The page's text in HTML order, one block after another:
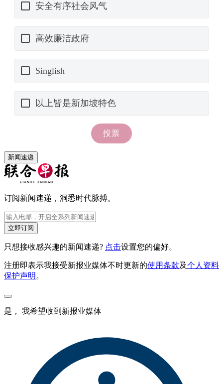
新闻速递
订阅新闻速递，洞悉时代脉搏。
立即订阅
只想接收感兴趣的新闻速递? 点击设置您的偏好。
注册即表示我接受新报业媒体不时更新的使用条款及个人资料
保护声明 。
是， 我希望收到新报业媒体